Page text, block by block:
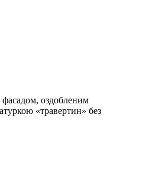
оздобленим
«травертин» без